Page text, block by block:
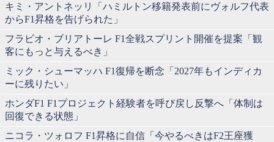
キミ・アントネッリ「ハミルトン移籍発表前にヴォルフ代表
からF1昇格を告げられた」
フラビオ・ブリアトーレ F1全戦スプリント開催を提案「観
客にもっと与えるべき」
ミック・シューマッハ F1復帰を断念「2027年もインディカ
ーに残りたい」
ホンダF1 F1プロジェクト経験者を呼び戻し反撃へ「体制は
回復できる状態」
ニコラ・ツォロフ F1昇格に自信「今やるべきはF2王座獲